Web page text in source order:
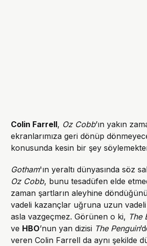
Colin Farrell, Oz Cobb’ın yakın
ekranlarımıza geri dönüp
konusunda kesin bir şey
Gotham'ın yeraltı dünyasında söz
Oz Cobb, bunu tesadüfen elde
zaman şartların aleyhine
vadeli kazançlar uğruna uzun vadeli
asla vazgeçmez. Görünen o ki, The
ve HBO’nun yan dizisi The Penguin
veren Colin Farrell da aynı şekilde